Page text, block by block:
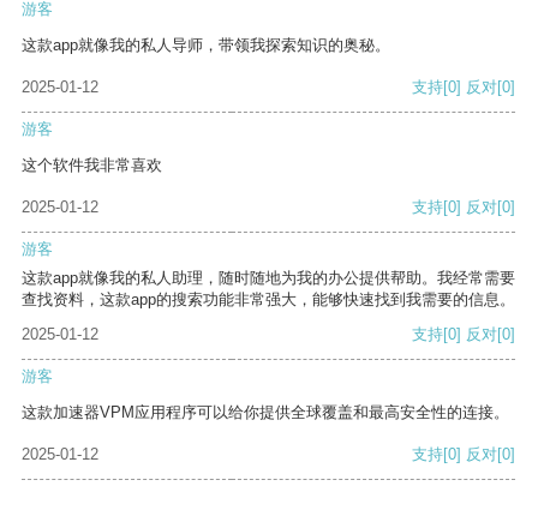
游客
这款app就像我的私人导师，带领我探索知识的奥秘。
2025-01-12 支持[0] 反对[0]
游客
这个软件我非常喜欢
2025-01-12 支持[0] 反对[0]
游客
这款app就像我的私人助理，随时随地为我的办公提供帮助。我经常需要
查找资料，这款app的搜索功能非常强大，能够快速找到我需要的信息。
2025-01-12
支持[0] 反对[0]
游客
这款加速器VPM应用程序可以给你提供全球覆盖和最高安全性的连接。
2025-01-12 支持[0] 反对[0]